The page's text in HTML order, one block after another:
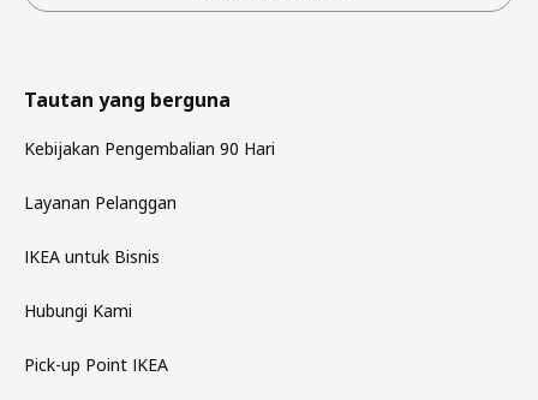
Tautan yang berguna
Kebijakan Pengembalian 90 Hari
Layanan Pelanggan
IKEA untuk Bisnis
Hubungi Kami
Pick-up Point IKEA